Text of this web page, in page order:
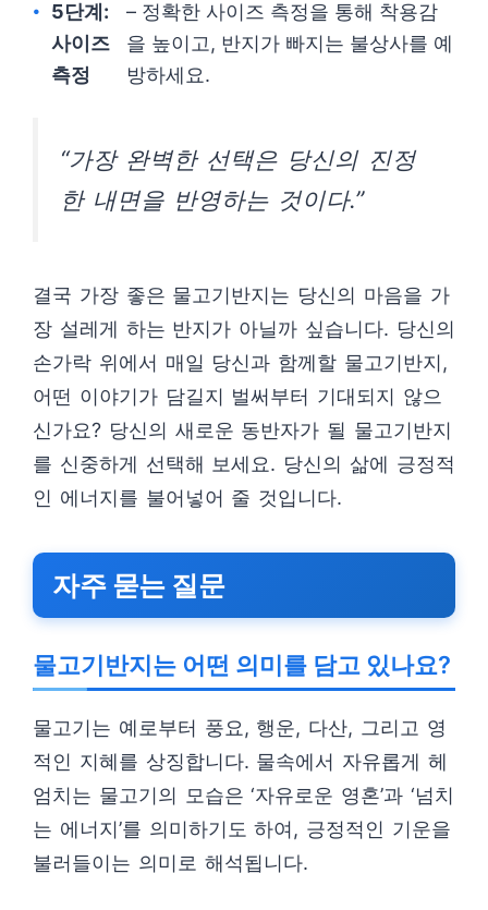
5단계:
사이즈
측정
– 정확한 사이즈 측정을 통해 착용감
을 높이고, 반지가 빠지는 불상사를 예
방하세요.
“가장 완벽한 선택은 당신의 진정
한 내면을 반영하는 것이다.”
결국 가장 좋은 물고기반지는 당신의 마음을 가
장 설레게 하는 반지가 아닐까 싶습니다. 당신의
손가락 위에서 매일 당신과 함께할 물고기반지,
어떤 이야기가 담길지 벌써부터 기대되지 않으
신가요? 당신의 새로운 동반자가 될 물고기반지
를 신중하게 선택해 보세요. 당신의 삶에 긍정적
인 에너지를 불어넣어 줄 것입니다.
자주 묻는 질문
물고기반지는 어떤 의미를 담고 있나요?
물고기는 예로부터 풍요, 행운, 다산, 그리고 영
적인 지혜를 상징합니다. 물속에서 자유롭게 헤
엄치는 물고기의 모습은 ‘자유로운 영혼’과 ‘넘치
는 에너지’를 의미하기도 하여, 긍정적인 기운을
불러들이는 의미로 해석됩니다.